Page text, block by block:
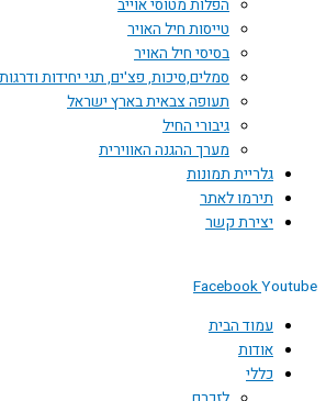
הפלות מטוסי אוייב
טייסות חיל האויר
בסיסי חיל האויר
סמלים,סיכות, פצ'ים, תגי יחידות ודרגות
תעופה צבאית בארץ ישראל
גיבורי החיל
מערך ההגנה האווירית
גלריית תמונות
תירמו לאתר
יצירת קשר
Facebook
עמוד הבית
אודות
כללי